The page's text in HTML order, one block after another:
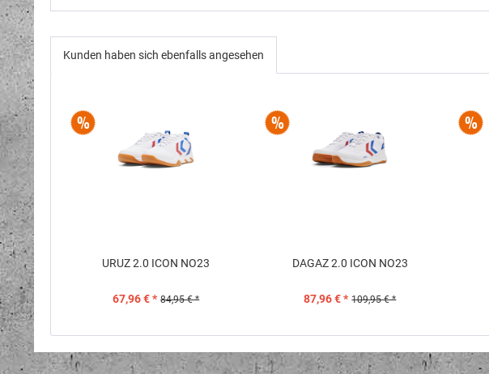
Kunden haben sich ebenfalls angesehen
URUZ 2.0 ICON NO23
67,96 € * 84,95 € *
DAGAZ 2.0 ICON NO23
87,96 € * 109,95 € *